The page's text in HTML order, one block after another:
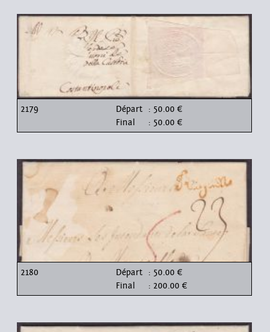
2179 Départ : 50.00 €
Final
: 50.00 €
2180 Départ : 50.00 €
Final
: 200.00 €